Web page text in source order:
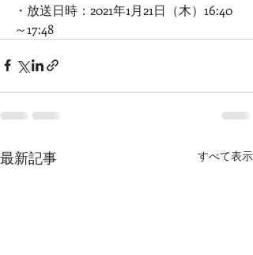
・放送日時：2021年1月21日（木）16:40
～17:48
最新記事 すべて表示